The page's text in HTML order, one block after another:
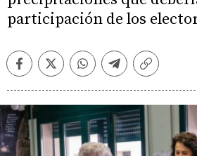
participación de los
FacebookTwitterWhatsappTelegramCopiar